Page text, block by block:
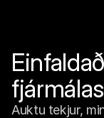
Auktu tekjur,